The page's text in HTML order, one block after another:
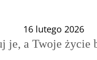
16 lutego 2026
je, a Twoje życie